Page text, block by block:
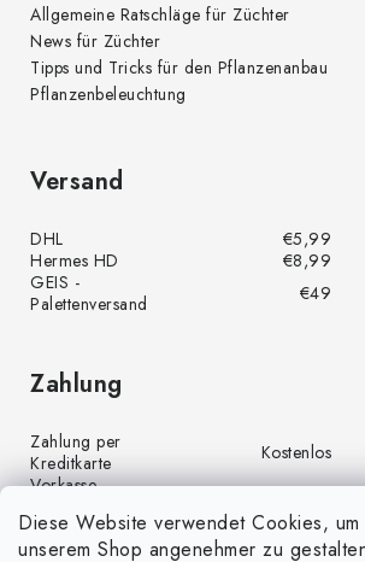
Diese Website verwendet Cookies,
unserem Shop angenehmer zu
Allgemeine Ratschläge für Züchter
News für Züchter
Tipps und Tricks für den Pflanzenanbau
Pflanzenbeleuchtung
Versand
DHL
€5,99
Hermes HD
€8,99
GEIS -
Palettenversand
€49
Zahlung
Zahlung per
Kreditkarte
Kostenlos
Vorkasse
Zahlung per PayPal
Kostenlos
Nachnahme
€4,00